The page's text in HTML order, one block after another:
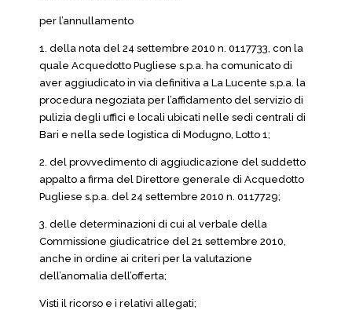
per l’annullamento
1. della nota del 24 settembre 2010 n. 0117733, con la
quale Acquedotto Pugliese s.p.a. ha comunicato di
aver aggiudicato in via definitiva a La Lucente s.p.a. la
procedura negoziata per l’affidamento del servizio di
pulizia degli uffici e locali ubicati nelle sedi centrali di
Bari e nella sede logistica di Modugno, Lotto 1;
2. del provvedimento di aggiudicazione del suddetto
appalto a firma del Direttore generale di Acquedotto
Pugliese s.p.a. del 24 settembre 2010 n. 0117729;
3. delle determinazioni di cui al verbale della
Commissione giudicatrice del 21 settembre 2010,
anche in ordine ai criteri per la valutazione
dell’anomalia dell’offerta;
Visti il ricorso e i relativi allegati;